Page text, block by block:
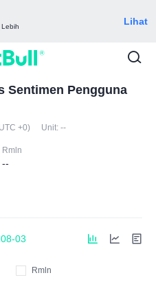
Lebih
Lihat
Sentimen Pengguna
+0) Unit: --
Rmln
--
03
Rmln